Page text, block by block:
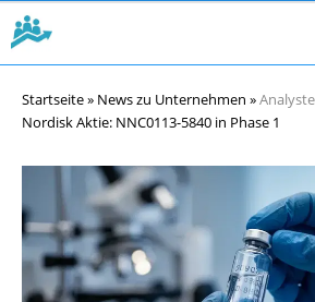
Startseite» News zu Unternehmen »
Nordisk Aktie: NNC0113-5840 in Phase 1